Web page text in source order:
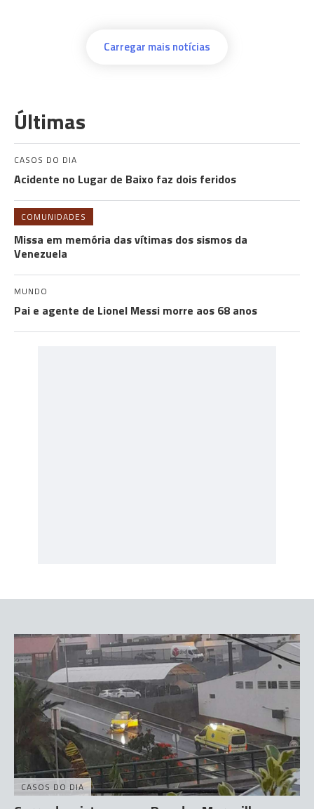
Carregar mais notícias
Últimas
CASOS DO DIA
Acidente no Lugar de Baixo faz dois feridos
COMUNIDADES
Missa em memória das vítimas dos sismos da
Venezuela
MUNDO
Pai e agente de Lionel Messi morre aos 68 anos
CASOS DO DIA